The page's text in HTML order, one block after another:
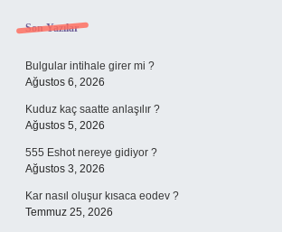
Sidebar
Son Yazılar
Bulgular intihale girer mi ?
Ağustos 6, 2026
Kuduz kaç saatte anlaşılır ?
Ağustos 5, 2026
555 Eshot nereye gidiyor ?
Ağustos 3, 2026
Kar nasıl oluşur kısaca eodev ?
Temmuz 25, 2026